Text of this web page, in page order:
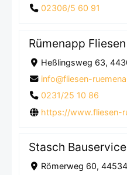
02306/5 60 91
Rümenapp
Heßlingsweg 63,
info@fliesen-
0231/25 10 86
https://www.fliesen-
Stasch
Römerweg 60,